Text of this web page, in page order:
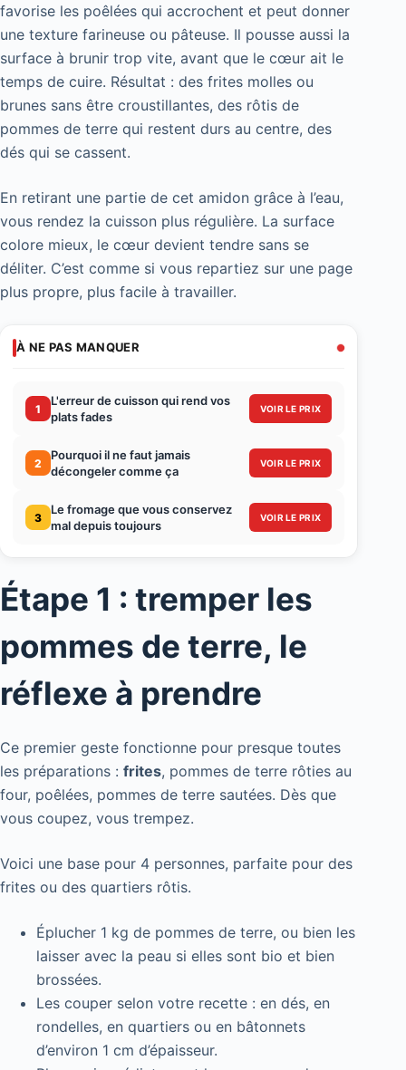
favorise les poêlées qui accrochent et peut donner
une texture farineuse ou pâteuse. Il pousse aussi la
surface à brunir trop vite, avant que le cœur ait le
temps de cuire. Résultat : des frites molles ou
brunes sans être croustillantes, des rôtis de
pommes de terre qui restent durs au centre, des
dés qui se cassent.
En retirant une partie de cet amidon grâce à l’eau,
vous rendez la cuisson plus régulière. La surface
colore mieux, le cœur devient tendre sans se
déliter. C’est comme si vous repartiez sur une page
plus propre, plus facile à travailler.
À NE PAS MANQUER
1
L'erreur de cuisson qui rend vos
plats fades
VOIR LE PRIX
2
Pourquoi il ne faut jamais
décongeler comme ça
VOIR LE PRIX
3
Le fromage que vous conservez
mal depuis toujours
VOIR LE PRIX
Étape 1 : tremper les
pommes de terre, le
réflexe à prendre
Ce premier geste fonctionne pour presque toutes
les préparations : frites, pommes de terre rôties au
four, poêlées, pommes de terre sautées. Dès que
vous coupez, vous trempez.
Voici une base pour 4 personnes, parfaite pour des
frites ou des quartiers rôtis.
Éplucher 1 kg de pommes de terre, ou bien les
laisser avec la peau si elles sont bio et bien
brossées.
Les couper selon votre recette : en dés, en
rondelles, en quartiers ou en bâtonnets
d’environ 1 cm d’épaisseur.